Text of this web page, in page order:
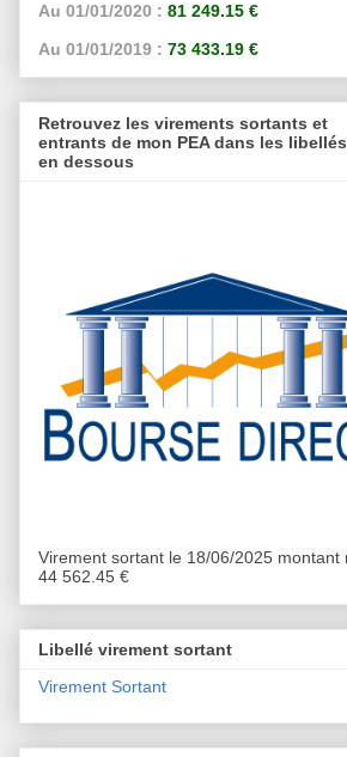
Au 01/01/2020 : 81 249.15 €
Au 01/01/2019 : 73 433.19 €
Retrouvez les virements sortants et
entrants de mon PEA dans les
en dessous
Virement sortant le 18/06/2025 montant
44 562.45 €
Libellé virement sortant
Virement Sortant